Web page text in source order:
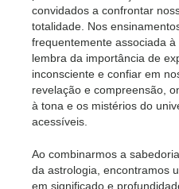
convidados a confrontar
totalidade. Nos
frequentemente associada à
lembra da importância de
inconsciente e confiar em
revelação e compreensão,
à tona e os mistérios do
acessíveis.
Ao combinarmos a
da astrologia, encontramos
em significado e